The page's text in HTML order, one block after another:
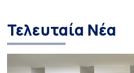
Τελευταία Νέα